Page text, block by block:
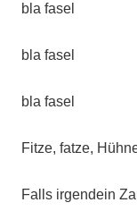
bla fasel
bla fasel
bla fasel
Fitze, fatze,
Falls irgendein